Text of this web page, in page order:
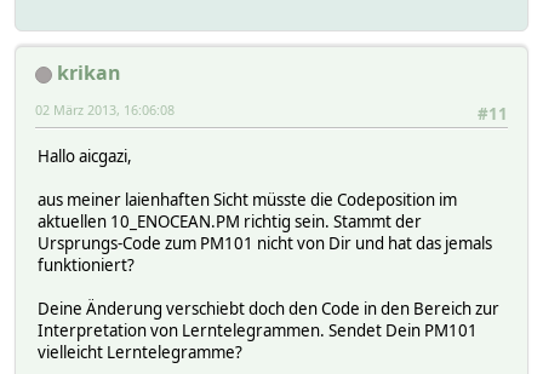
krikan
#11
02 März 2013, 16:06:08
Hallo aicgazi,
aus meiner laienhaften Sicht müsste die Codeposition im
aktuellen 10_ENOCEAN.PM richtig sein. Stammt der
Ursprungs-Code zum PM101 nicht von Dir und hat das jemals
funktioniert?
Deine Änderung verschiebt doch den Code in den Bereich zur
Interpretation von Lerntelegrammen. Sendet Dein PM101
vielleicht Lerntelegramme?